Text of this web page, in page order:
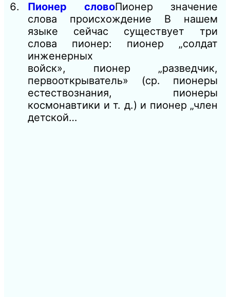
Пионер словоПионер значение
слова происхождение В нашем
языке сейчас существует три
слова пионер: пионер „солдат
инженерных
войск», пионер „разведчик,
первооткрыватель» (ср. пионеры
естествознания, пионеры
космонавтики и т. д.) и пионер „член
детской…